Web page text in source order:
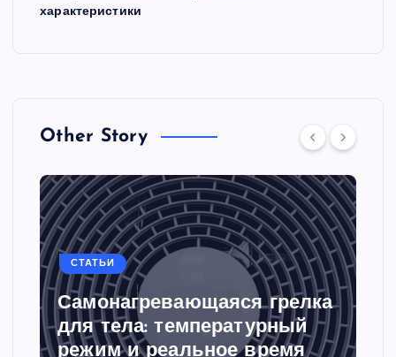
характеристики
Other Story
СТАТЬИ
Самонагревающаяся грелка
для тела: температурный
режим и реальное время